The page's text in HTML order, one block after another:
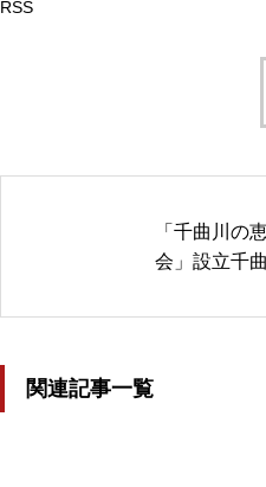
RSS
「千曲川の
会」設立千
オンライン
関連記事一覧